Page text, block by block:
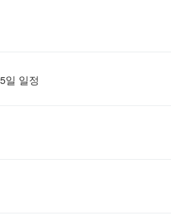
일정